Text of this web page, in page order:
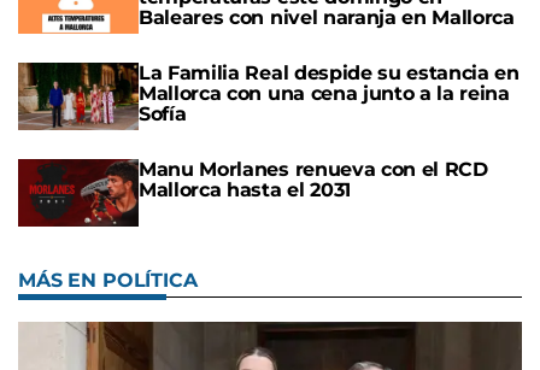
Baleares con nivel naranja en Mallorca
La Familia Real despide su estancia en
Mallorca con una cena junto a la reina
Sofía
Manu Morlanes renueva con el RCD
Mallorca hasta el 2031
MÁS EN POLÍTICA